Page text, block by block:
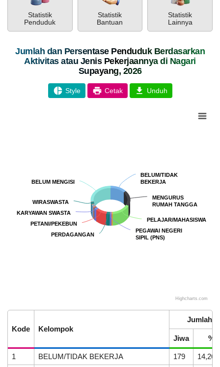
PEMERINTAH LAYANAN MANDIRI PENGADUAN
Statistik
Penduduk
Statistik
Bantuan
Statistik
Lainnya
Jumlah dan Persentase Penduduk Berdasarkan
Aktivitas atau Jenis Pekerjaannya di Nagari
Supayang, 2026
Style Cetak Unduh
BELUM/TIDAK
BEKERJA
BELUM/TIDAK
BEKERJA
MENGURUS
RUMAH TANGGA
MENGURUS
RUMAH TANGGA
PELAJAR/MAHASISWA
PELAJAR/MAHASISWA
PEGAWAI NEGERI
SIPIL (PNS)
PEGAWAI NEGERI
SIPIL (PNS)
PERDAGANGAN
PERDAGANGAN
PETANI/PEKEBUN
PETANI/PEKEBUN
KARYAWAN SWASTA
KARYAWAN SWASTA
WIRASWASTA
WIRASWASTA
BELUM MENGISI
BELUM MENGISI
Highcharts.com
Kode Kelompok
Jumlah
Jiwa %
1 BELUM/TIDAK BEKERJA 179
Maret
237
Kali